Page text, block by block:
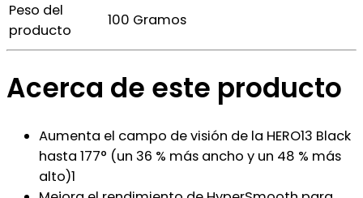
Peso del
producto
100 Gramos
Acerca de este producto
Aumenta el campo de visión de la HERO13 Black
hasta 177° (un 36 % más ancho y un 48 % más
alto)1